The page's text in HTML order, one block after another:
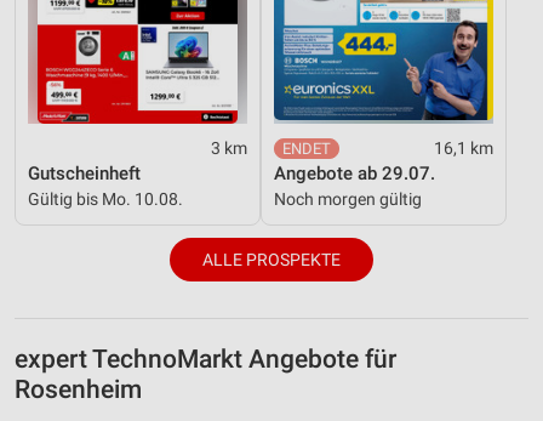
3 km
Gutscheinheft
Gültig bis Mo. 10.08.
16,1 km
Angebote ab 29.07.
Noch morgen gültig
ALLE PROSPEKTE
expert TechnoMarkt Angebote für
Rosenheim
Analyse von Zielgruppen durch Statistiken oder
Kombinationen von Daten aus verschiedenen
Quellen
Entwicklung und Verbesserung der Angebote
Verwendung reduzierter Daten zur Auswahl von
Inhalten
Verwendung genauer Standortdaten
Informationen identifizieren
Nicht-IAB-Verarbeitungszwecke: